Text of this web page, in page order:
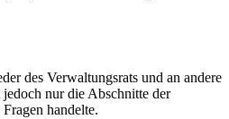
des Verwaltungsrats und an andere
nur die Abschnitte der
handelte.